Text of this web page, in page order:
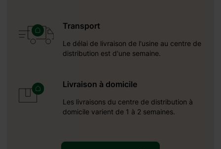
Transport
Le délai de livraison de l'usine au centre de
distribution est d'une semaine.
Livraison à domicile
Les livraisons du centre de distribution à
domicile varient de 1 à 2 semaines.